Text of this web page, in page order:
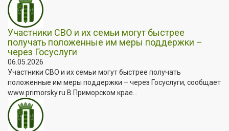
Участники СВО и их семьи могут быстрее
получать положенные им меры поддержки –
через Госуслуги
06.05.2026
Участники СВО и их семьи могут быстрее получать
положенные им меры поддержки – через Госуслуги, сообщает
www.primorsky.ru В Приморском крае...